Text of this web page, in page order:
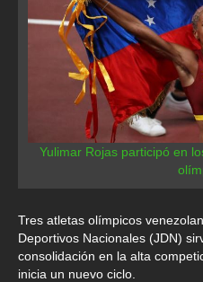
Yulimar Rojas participó en
Tres atletas olímpicos
Deportivos Nacionales (JDN)
consolidación en la alta
inicia un nuevo ciclo.